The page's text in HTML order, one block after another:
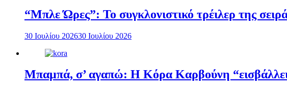
“Μπλε Ώρες”: Το συγκλονιστικό τρέιλερ της
30 Ιουλίου 202630 Ιουλίου 2026
Μπαμπά, σ’ αγαπώ: Η Κόρα Καρβούνη